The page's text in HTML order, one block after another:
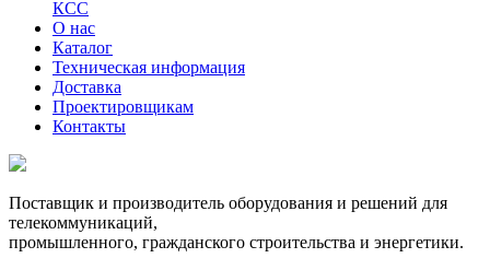
КСС
О нас
Каталог
Техническая информация
Доставка
Проектировщикам
Контакты
Поставщик и производитель оборудования и решений для
телекоммуникаций,
промышленного, гражданского строительства и энергетики.